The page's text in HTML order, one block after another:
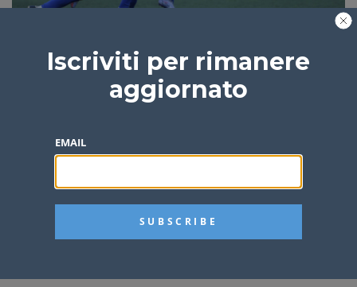
biancheIscriviti per rimanere
aggiornato
EMAIL